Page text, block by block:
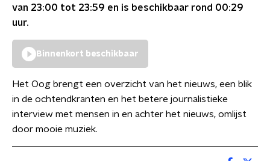
van 23:00 tot 23:59 en is beschikbaar rond 00:29
uur.
Binnenkort beschikbaar
Het Oog brengt een overzicht van het nieuws, een blik
in de ochtendkranten en het betere journalistieke
interview met mensen in en achter het nieuws, omlijst
door mooie muziek.